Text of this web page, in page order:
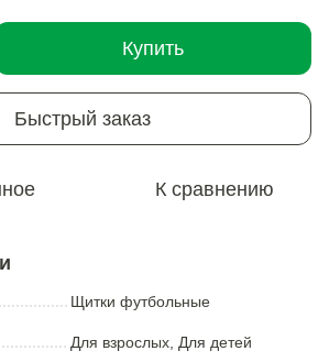
Купить
Быстрый заказ
К сравнению
Щитки футбольные
Для взрослых, Для детей